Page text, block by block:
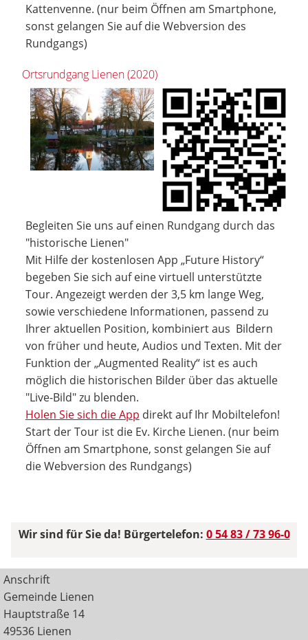
Kattenvenne. (nur beim Öffnen am Smartphone,
sonst gelangen Sie auf die Webversion des
Rundgangs)
Ortsrundgang Lienen (2020)
Begleiten Sie uns auf einen Rundgang durch das
"historische Lienen"
Mit Hilfe der kostenlosen App „Future History“
begeben Sie sich auf eine virtuell unterstützte
Tour. Angezeigt werden der 3,5 km lange Weg,
sowie verschiedene Informationen, passend zu
Ihrer aktuellen Position, kombiniert aus Bildern
von früher und heute, Audios und Texten. Mit der
Funktion der „Augmented Reality“ ist es auch
möglich die historischen Bilder über das aktuelle
"Live-Bild" zu blenden.
Holen Sie sich die App direkt auf Ihr Mobiltelefon!
Start der Tour ist die Ev. Kirche Lienen. (nur beim
Öffnen am Smartphone, sonst gelangen Sie auf
die Webversion des Rundgangs)
Wir sind für Sie da! Bürgertelefon: 0 54 83 / 73 96-0
Anschrift
Gemeinde Lienen
Hauptstraße 14
49536 Lienen